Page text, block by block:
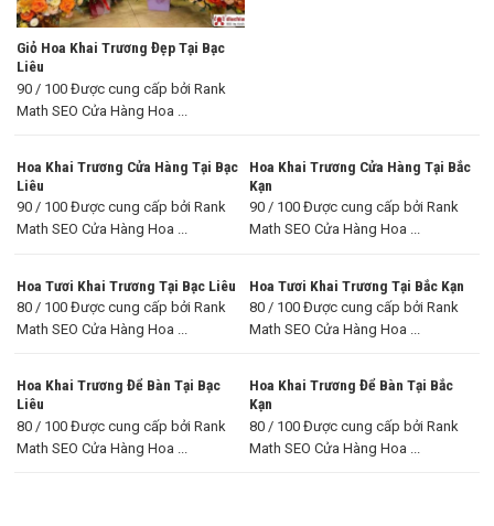
Giỏ Hoa Khai Trương Đẹp Tại Bạc
Liêu
90 / 100 Được cung cấp bởi Rank
Math SEO Cửa Hàng Hoa ...
Hoa Khai Trương Cửa Hàng Tại Bạc
Liêu
90 / 100 Được cung cấp bởi Rank
Math SEO Cửa Hàng Hoa ...
Hoa Khai Trương Cửa Hàng Tại Bắc
Kạn
90 / 100 Được cung cấp bởi Rank
Math SEO Cửa Hàng Hoa ...
Hoa Tươi Khai Trương Tại Bạc Liêu
80 / 100 Được cung cấp bởi Rank
Math SEO Cửa Hàng Hoa ...
Hoa Tươi Khai Trương Tại Bắc Kạn
80 / 100 Được cung cấp bởi Rank
Math SEO Cửa Hàng Hoa ...
Hoa Khai Trương Để Bàn Tại Bạc
Liêu
80 / 100 Được cung cấp bởi Rank
Math SEO Cửa Hàng Hoa ...
Hoa Khai Trương Để Bàn Tại Bắc
Kạn
80 / 100 Được cung cấp bởi Rank
Math SEO Cửa Hàng Hoa ...